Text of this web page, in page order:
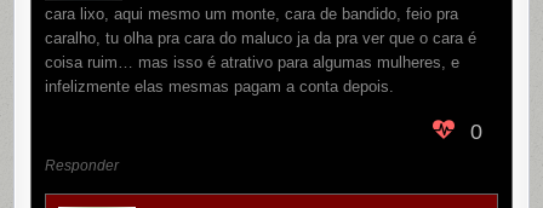
cara lixo, aqui mesmo um monte, cara de bandido, feio pra
caralho, tu olha pra cara do maluco ja da pra ver que o cara é
coisa ruim… mas isso é atrativo para algumas mulheres, e
infelizmente elas mesmas pagam a conta depois.
0
Responder